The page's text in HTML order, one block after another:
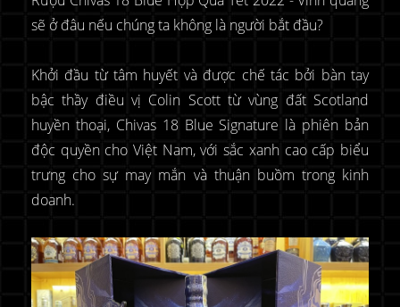
sẽ ở đâu nếu chúng ta không là người bắt đầu?
Khởi đầu từ tâm huyết và được chế tác bởi bàn tay
bậc thầy điều vị Colin Scott từ vùng đất Scotland
huyền thoại, Chivas 18 Blue Signature là phiên bản
độc quyền cho Việt Nam, với sắc xanh cao cấp biểu
trưng cho sự may mắn và thuận buồm trong kinh
doanh.